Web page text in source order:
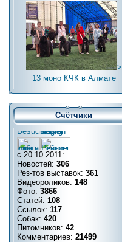
>
13 моно КЧК в Алмате
Счётчики
с 20.10.2011:
Новостей: 306
Рез-тов выставок: 361
Видеороликов: 148
Фото: 3866
Статей: 108
Ссылок: 117
Собак: 420
Питомников: 42
Комментариев: 21499